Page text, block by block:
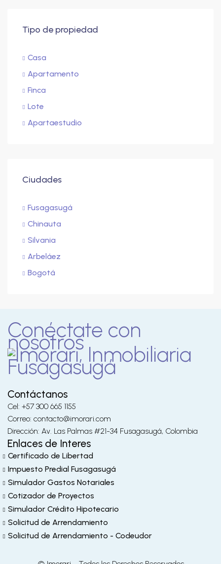
Tipo de propiedad
Casa
Apartamento
Finca
Lote
Apartaestudio
Ciudades
Fusagasugá
Chinauta
Silvania
Arbeláez
Bogotá
Conéctate con
nosotros
Contáctanos
Cel: +57 300 665 1155
Correo: contacto@imorari.com
Dirección: Av. Las Palmas #21-34 Fusagasugá, Colombia
Enlaces de Interes
Certificado de Libertad
Impuesto Predial Fusagasugá
Simulador Gastos Notariales
Cotizador de Proyectos
Simulador Crédito Hipotecario
Solicitud de Arrendamiento
Solicitud de Arrendamiento - Codeudor